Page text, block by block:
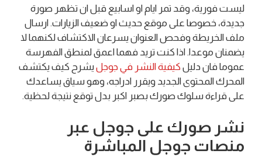
ليست فورية، وقد تمر ايام او اسابيع قبل ان تظهر صورة
جديدة، خصوصا على موقع حديث او ضعيف الزيارات. ارسال
ملف الخريطة وفحص العنوان يسرعان الاكتشاف لكنهما لا
يضمنان موعدا. اذا كنت تريد فهما اعمق لمنطق الفهرسة
عموما فان دليل كيفية النشر في جوجليشرح كيف يكتشف
المحرك المحتوى الجديد ويقرر ادراجه، وهو سياق يساعدك
على قراءة سلوك صورك بصبر اكبر بدل توقع نتيجة لحظية.
نشر صورك على جوجل عبر
منصات جوجل المباشرة